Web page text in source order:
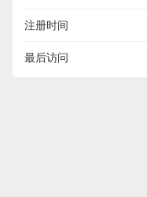
注册时间
最后访问